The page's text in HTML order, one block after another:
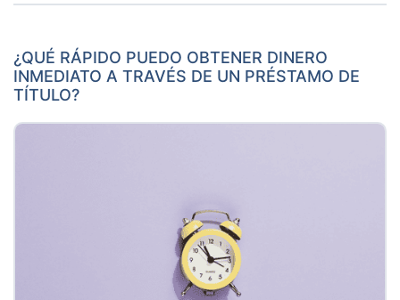
¿QUÉ RÁPIDO PUEDO OBTENER DINERO
INMEDIATO A TRAVÉS DE UN PRÉSTAMO DE
TÍTULO?